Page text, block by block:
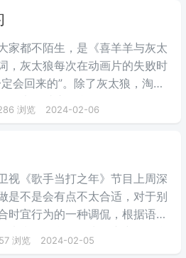
家都不陌生，是《喜羊羊与灰太
，灰太狼每次在动画片的失败时
会回来的”。除了灰太狼，淘
浏览 2024-02-06
视《歌手当打之年》节目上周深
是不是会有点不太合适，对于别
时宜行为的一种调侃，根据语境
表情包。
浏览 2024-02-05